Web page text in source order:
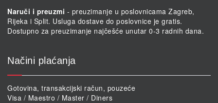
Naruči i preuzmi - preuzimanje u poslovnicama Zagreb,
Rijeka i Split. Usluga dostave do poslovnice je gratis.
Dostupno za preuzimanje najčešće unutar 0-3 radnih dana.
Načini plaćanja
Gotovina, transakcijski račun, pouzeće
Visa / Maestro / Master / Diners